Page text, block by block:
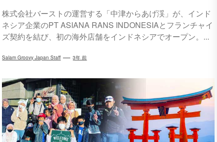
株式会社バーストの運営する「中津からあげ渓」が、インド
ネシア企業のPT ASIANA RANS INDONESIAとフランチャイ
ズ契約を結び、初の海外店舗をインドネシアでオープン。...
Salam Groovy Japan Staff 3年 前